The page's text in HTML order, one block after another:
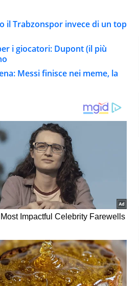
il Trabzonspor invece di un top
i giocatori: Dupont (il più
Messi finisce nei meme, la